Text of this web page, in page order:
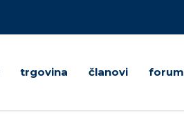
trgovina članovi forum